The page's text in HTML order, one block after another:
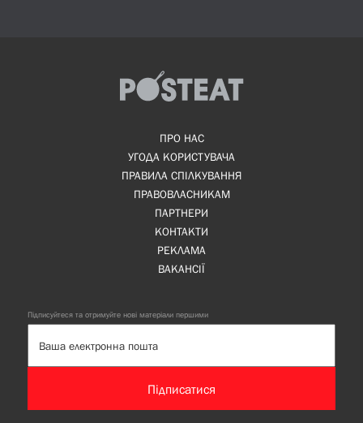
ПРО НАС
УГОДА КОРИСТУВАЧА
ПРАВИЛА СПІЛКУВАННЯ
ПРАВОВЛАСНИКАМ
ПАРТНЕРИ
КОНТАКТИ
РЕКЛАМА
ВАКАНСІЇ
Підписуйтеся та отримуйте нові матеріали першими
Підписатися